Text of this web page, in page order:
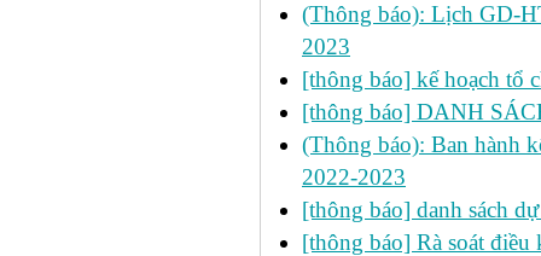
(Thông báo): Lịch GD-
2023
[thông báo] kế hoạch tổ
[thông báo] DANH
(Thông báo): Ban hành
2022-2023
[thông báo] danh sách
[thông báo] Rà soát